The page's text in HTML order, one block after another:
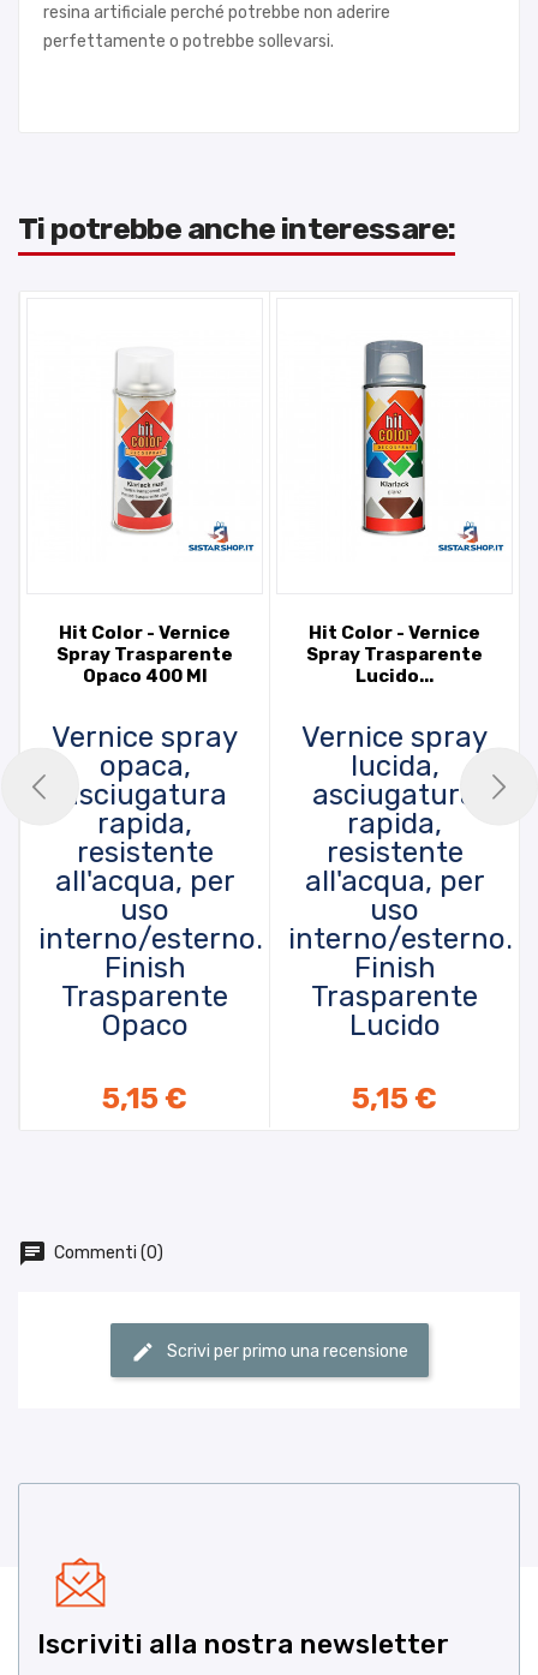
resina artificiale perché potrebbe non aderire
perfettamente o potrebbe sollevarsi.
Ti potrebbe anche interessare:
Hit Color - Vernice
Spray Trasparente
Opaco 400 Ml
Vernice spray
opaca,
asciugatura
rapida,
resistente
all'acqua, per
uso
interno/esterno.
Finish
Trasparente
Opaco
5,15 €
AGGIUNGI AL CARRELLO
Hit Color - Vernice
Spray Trasparente
Lucido...
Vernice spray
lucida,
asciugatura
rapida,
resistente
all'acqua, per
uso
interno/esterno.
Finish
Trasparente
Lucido
5,15 €
Commenti (0)
Scrivi per primo una recensione
Iscriviti alla nostra newsletter